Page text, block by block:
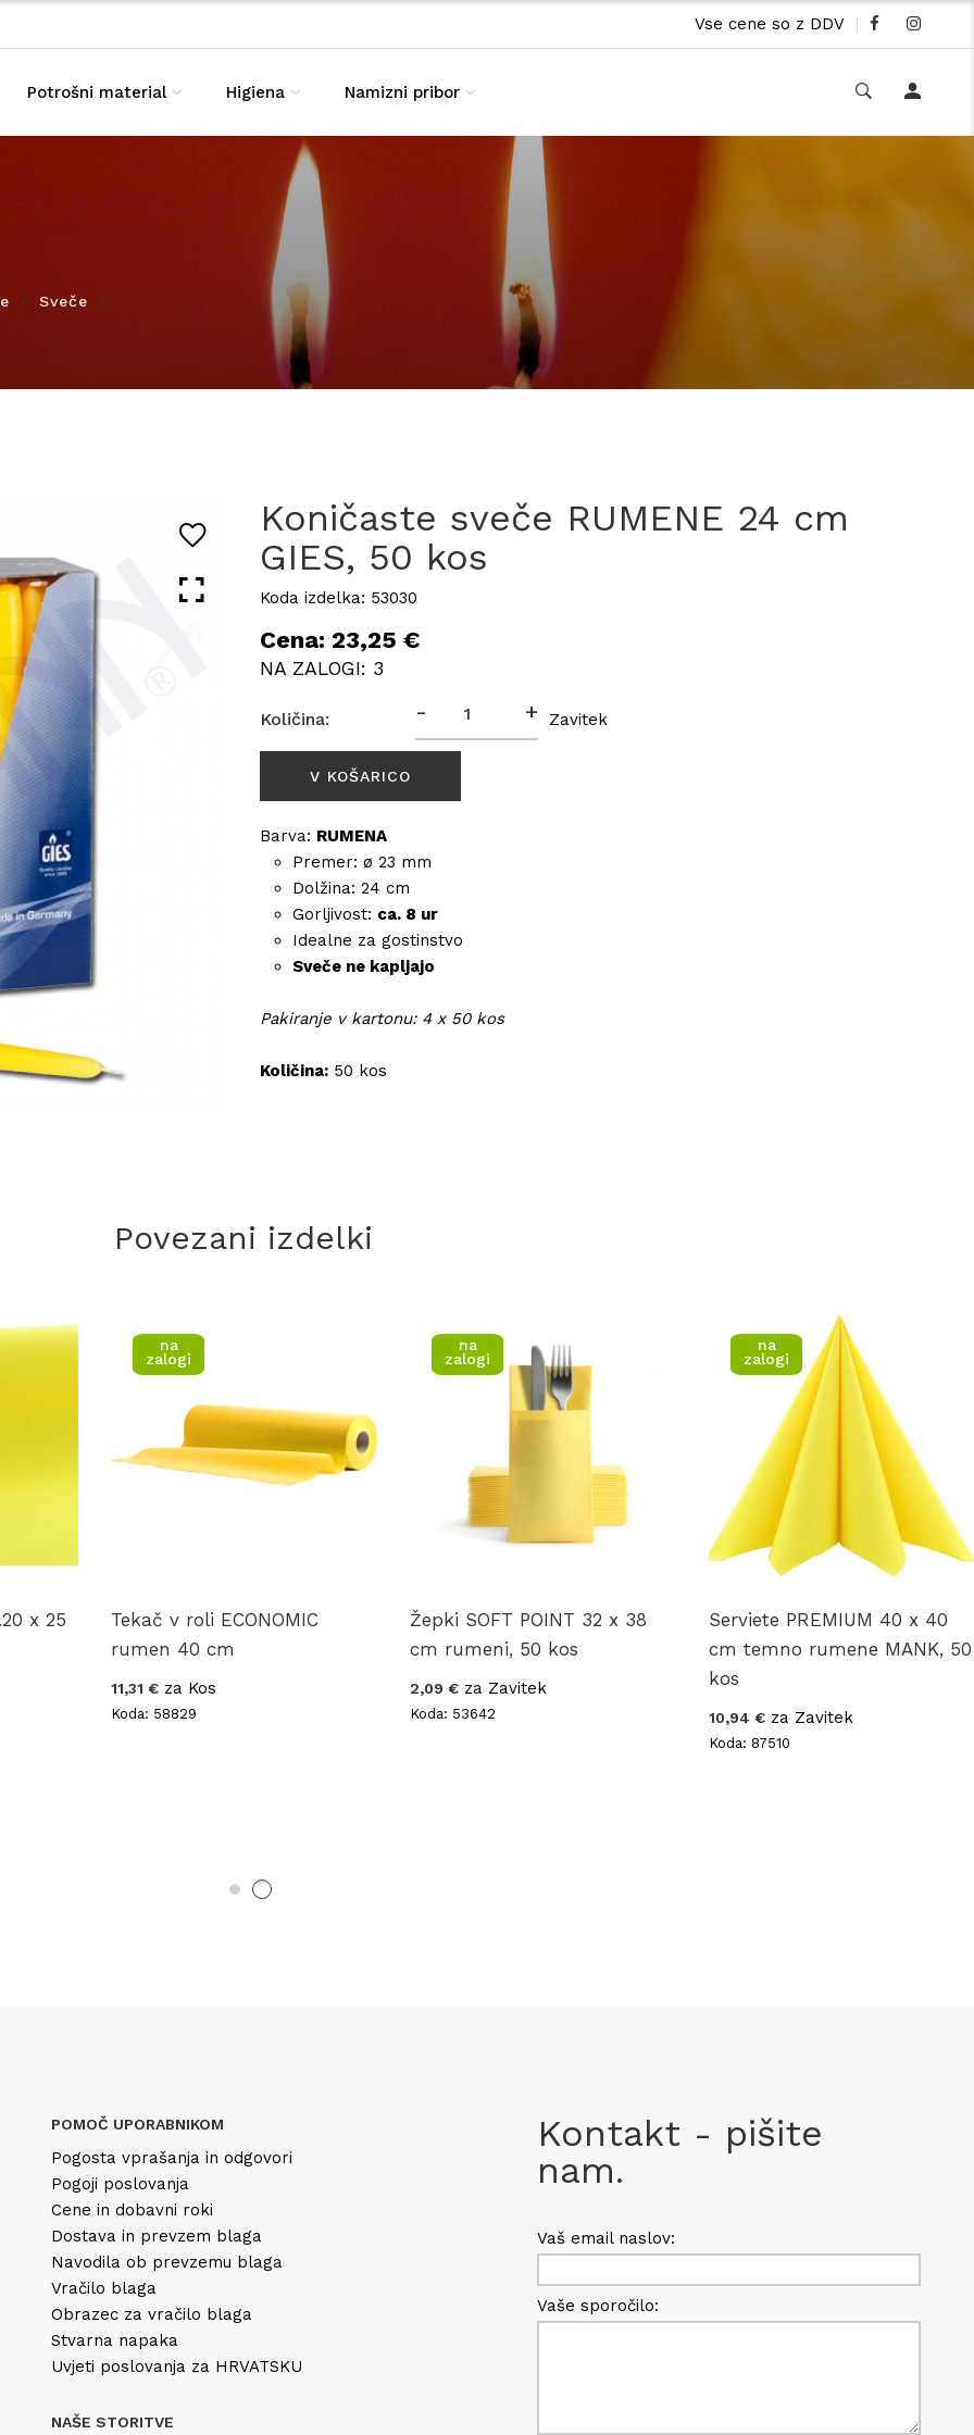
Vse cene so z DDV |
Potrošni material Higiena Namizni pribor
Sveče
Koničaste sveče RUMENE 24 cm
GIES, 50 kos
Koda izdelka: 53030
Cena: 23,25 €
NA ZALOGI: 3
Količina: - + Zavitek
Barva: RUMENA
Premer: ø 23 mm
Dolžina: 24 cm
Gorljivost: ca. 8 ur
Idealne za gostinstvo
Sveče ne kapljajo
​Pakiranje v kartonu: 4 x 50 kos
Količina: 50 kos
Povezani izdelki
x 25
na
zalogi
Tekač v roli ECONOMIC
rumen 40 cm
11,31 € za Kos
Koda: 58829
na
zalogi
Žepki SOFT POINT 32 x 38
cm rumeni, 50 kos
2,09 € za Zavitek
Koda: 53642
na
zalogi
Serviete PREMIUM 40 x 40
cm temno rumene MANK, 50
kos
10,94 € za Zavitek
Koda: 87510
POMOČ UPORABNIKOM
Pogosta vprašanja in odgovori
Pogoji poslovanja
Cene in dobavni roki
Dostava in prevzem blaga
Navodila ob prevzemu blaga
Vračilo blaga
Obrazec za vračilo blaga
Stvarna napaka
Uvjeti poslovanja za HRVATSKU
NAŠE STORITVE
Kontakt - pišite
nam.
Vaš email naslov:
Vaše sporočilo: